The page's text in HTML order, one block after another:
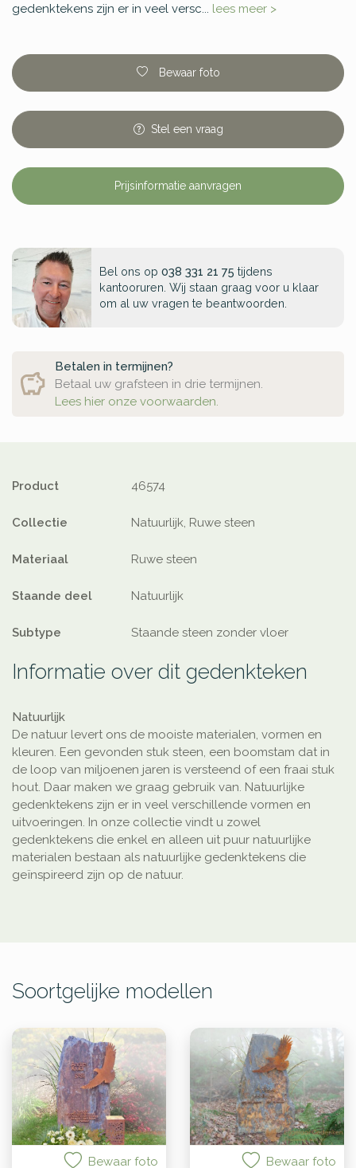
gedenktekens zijn er in veel versc... lees meer >
Bewaar foto
Stel een vraag
Prijsinformatie aanvragen
Bel ons op 038 331 21 75 tijdens
kantooruren. Wij staan graag voor u klaar
om al uw vragen te beantwoorden.
Betalen in termijnen?
Betaal uw grafsteen in drie termijnen.
Lees hier onze voorwaarden.
Product 46574
Collectie Natuurlijk, Ruwe steen
Materiaal Ruwe steen
Staande deel Natuurlijk
Subtype Staande steen zonder vloer
Informatie over dit gedenkteken
Natuurlijk
De natuur levert ons de mooiste materialen, vormen en
kleuren. Een gevonden stuk steen, een boomstam dat in
de loop van miljoenen jaren is versteend of een fraai stuk
hout. Daar maken we graag gebruik van. Natuurlijke
gedenktekens zijn er in veel verschillende vormen en
uitvoeringen. In onze collectie vindt u zowel
gedenktekens die enkel en alleen uit puur natuurlijke
materialen bestaan als natuurlijke gedenktekens die
geïnspireerd zijn op de natuur.
Soortgelijke modellen
Bewaar foto Bewaar foto